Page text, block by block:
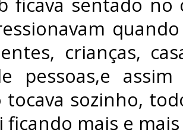
crianças,
pessoas,e
tocava sozinho,
ficando mais e